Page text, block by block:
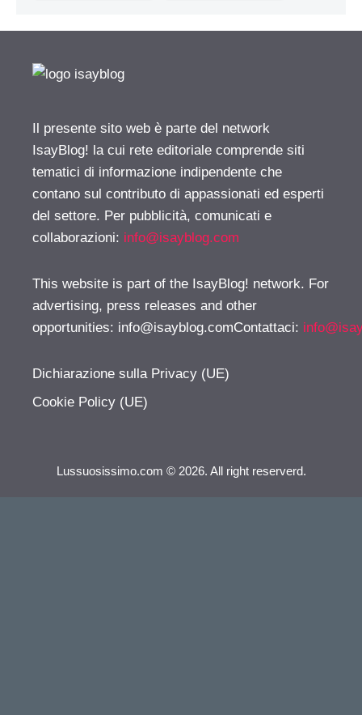
Il presente sito web è parte del network
IsayBlog! la cui rete editoriale comprende siti
tematici di informazione indipendente che
contano sul contributo di appassionati ed esperti
del settore. Per pubblicità, comunicati e
collaborazioni: info@isayblog.com
This website is part of the IsayBlog! network. For
advertising, press releases and other
opportunities: info@isayblog.comContattaci:
Dichiarazione sulla Privacy (UE)
Cookie Policy (UE)
Lussuosissimo.com © 2026. All right reserverd.